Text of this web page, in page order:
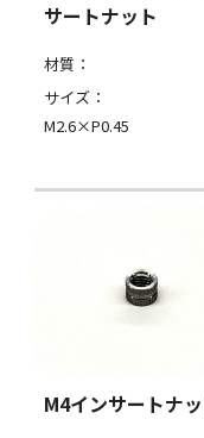
サートナット
材質：
サイズ：
M2.6×P0.45
M4インサートナ